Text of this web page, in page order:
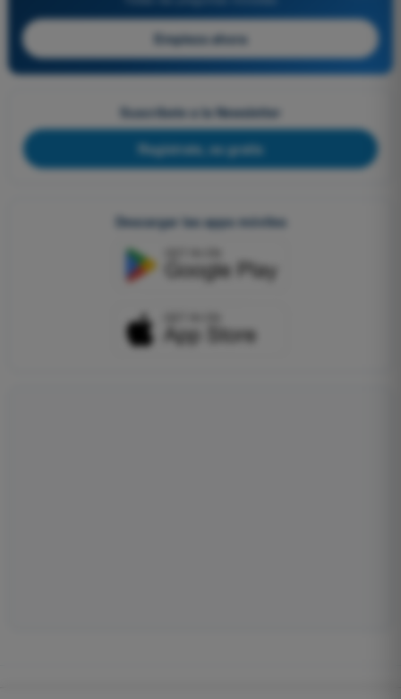
Empieza ahora
Suscríbete a la Newsletter
Regístrate, es gratis
Descargar las apps móviles